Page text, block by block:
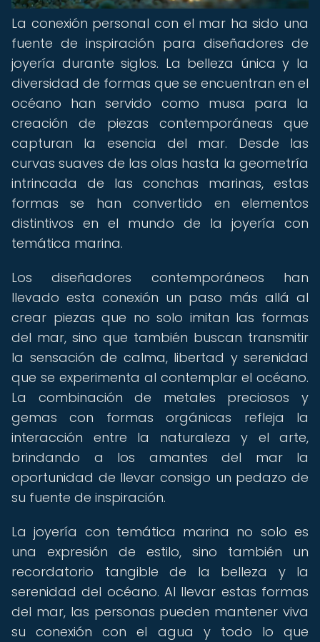
La conexión personal con el mar ha sido una
fuente de inspiración para diseñadores de
joyería durante siglos. La belleza única y la
diversidad de formas que se encuentran en el
océano han servido como musa para la
creación de piezas contemporáneas que
capturan la esencia del mar. Desde las
curvas suaves de las olas hasta la geometría
intrincada de las conchas marinas, estas
formas se han convertido en elementos
distintivos en el mundo de la joyería con
temática marina.
Los diseñadores contemporáneos han
llevado esta conexión un paso más allá al
crear piezas que no solo imitan las formas
del mar, sino que también buscan transmitir
la sensación de calma, libertad y serenidad
que se experimenta al contemplar el océano.
La combinación de metales preciosos y
gemas con formas orgánicas refleja la
interacción entre la naturaleza y el arte,
brindando a los amantes del mar la
oportunidad de llevar consigo un pedazo de
su fuente de inspiración.
La joyería con temática marina no solo es
una expresión de estilo, sino también un
recordatorio tangible de la belleza y la
serenidad del océano. Al llevar estas formas
del mar, las personas pueden mantener viva
su conexión con el agua y todo lo que